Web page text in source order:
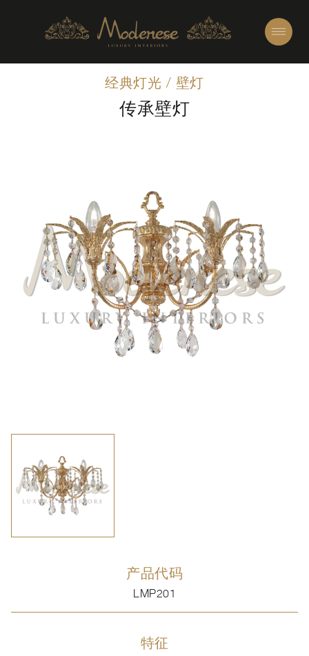
经典灯光 / 壁灯
传承壁灯
产品代码
LMP201
特征